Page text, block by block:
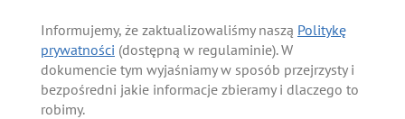
Informujemy, że zaktualizowaliśmy naszą Politykę
prywatności (dostępną w regulaminie). W
dokumencie tym wyjaśniamy w sposób przejrzysty i
bezpośredni jakie informacje zbieramy i dlaczego to
robimy.